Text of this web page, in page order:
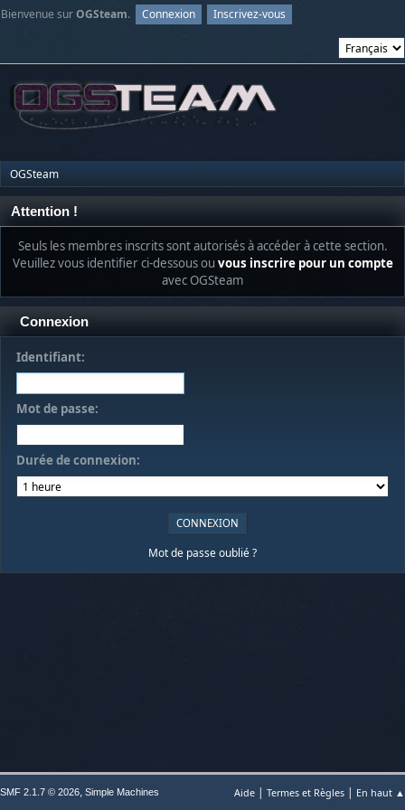
Bienvenue surOGSteam. Connexion Inscrivez-vous
OGSteam
Attention !
Seuls les membres inscrits sont autorisés à accéder à cette section.
Veuillez vous identifier ci-dessous ou vous inscrire pour un compte
avec OGSteam
Connexion
Identifiant:
Mot de passe:
Durée de connexion:
Mot de passe oublié ?
Aide | Termes et Règles | En haut ▲
SMF 2.1.7 © 2026, Simple Machines